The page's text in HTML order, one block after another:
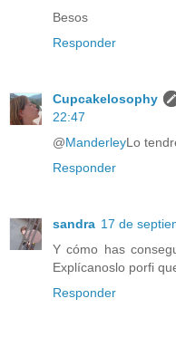
Besos
Responder
Cupcakelosophy
22:47
@ManderleyLo
Responder
sandra 17 de
Y cómo has
Explícanoslo porfi
Responder